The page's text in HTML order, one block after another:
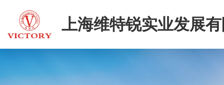
上海维特锐实业发展